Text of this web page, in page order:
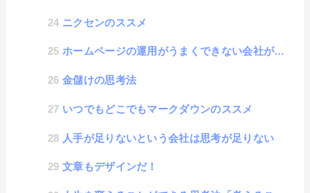
ニクセンのススメ
ホームページの運用がうまくできない会社が多い話
金儲けの思考法
いつでもどこでもマークダウンのススメ
人手が足りないという会社は思考が足りない
文章もデザインだ！